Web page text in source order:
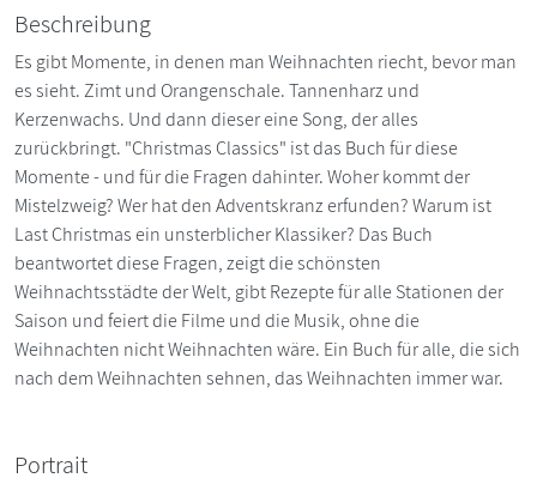
Beschreibung
Es gibt Momente, in denen man Weihnachten riecht, bevor man
es sieht. Zimt und Orangenschale. Tannenharz und
Kerzenwachs. Und dann dieser eine Song, der alles
zurückbringt. "Christmas Classics" ist das Buch für diese
Momente - und für die Fragen dahinter. Woher kommt der
Mistelzweig? Wer hat den Adventskranz erfunden? Warum ist
Last Christmas ein unsterblicher Klassiker? Das Buch
beantwortet diese Fragen, zeigt die schönsten
Weihnachtsstädte der Welt, gibt Rezepte für alle Stationen der
Saison und feiert die Filme und die Musik, ohne die
Weihnachten nicht Weihnachten wäre. Ein Buch für alle, die sich
nach dem Weihnachten sehnen, das Weihnachten immer war.
Portrait